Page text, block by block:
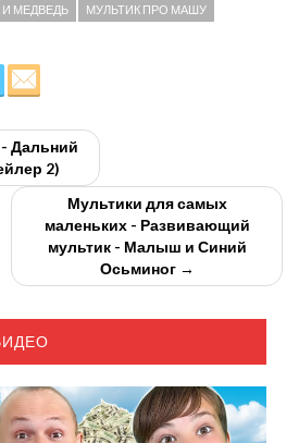
МЕДВЕДЬ МУЛЬТИК ПРО МАШУ
Дальний
2)
Мультики для самых
маленьких - Развивающий
мультик - Малыш и Синий
Осьминог →